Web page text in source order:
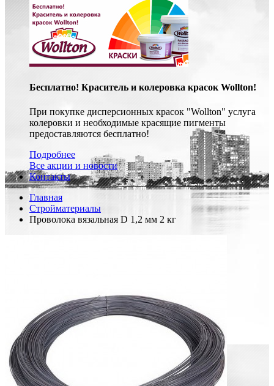
Бесплатно! Краситель и колеровка красок Wollton!
При покупке дисперсионных красок "Wollton" услуга
колеровки и необходимые красящие пигменты
предоставляются бесплатно!
Подробнее
Все акции и новости
Контакты
Главная
Стройматериалы
Проволока вязальная D 1,2 мм 2 кг